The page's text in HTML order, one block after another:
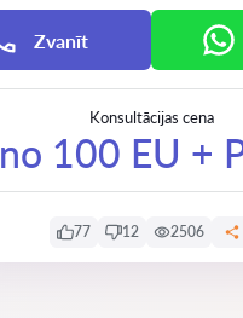
Zvanīt
Konsultācijas cena
no 100 EU +
77 12 2506